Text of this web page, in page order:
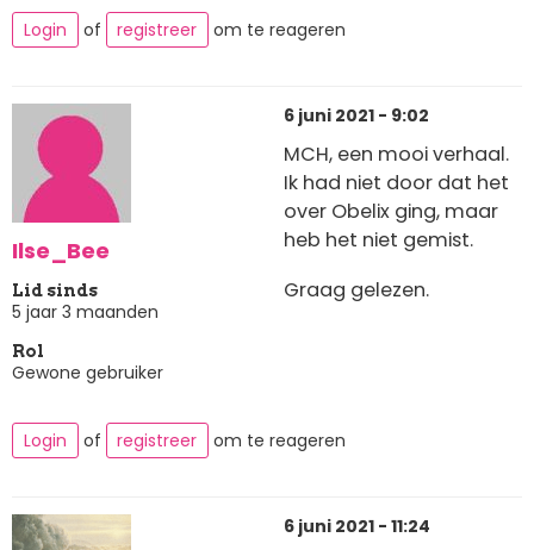
Login of registreer om te reageren
Ilse_Bee
Lid sinds
5 jaar 3 maanden
Rol
Gewone gebruiker
6 juni 2021 - 9:02
MCH, een mooi verhaal.
Ik had niet door dat het
over Obelix ging, maar
heb het niet gemist.
Graag gelezen.
Login of registreer om te reageren
6 juni 2021 - 11:24